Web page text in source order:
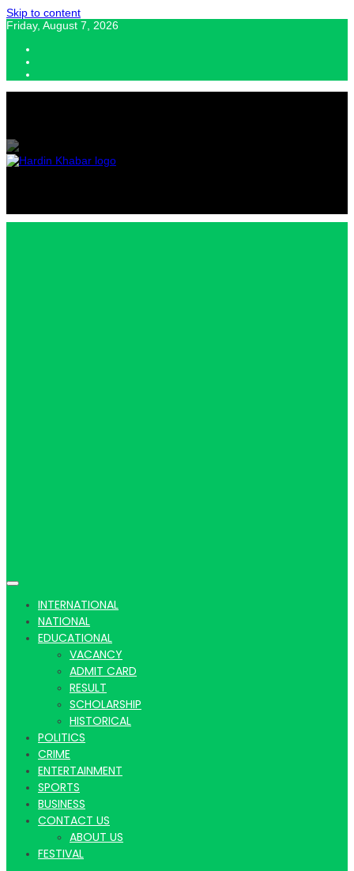
Skip to content
Friday, August 7, 2026
Latest
Hindi
News
INTERNATIONAL
NATIONAL
EDUCATIONAL
VACANCY
ADMIT CARD
RESULT
SCHOLARSHIP
HISTORICAL
POLITICS
CRIME
ENTERTAINMENT
SPORTS
BUSINESS
CONTACT US
ABOUT US
FESTIVAL